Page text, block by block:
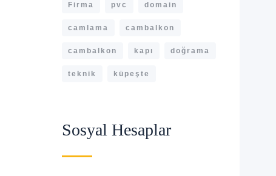
Firma pvc domain
camlama cambalkon
cambalkon kapı doğrama
teknik küpeşte
Sosyal Hesaplar